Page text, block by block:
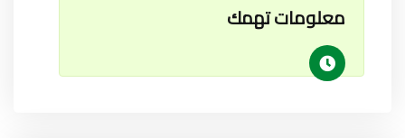
معلومات تهمك